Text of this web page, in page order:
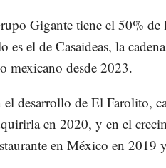
Gigante tiene el 50% de
el de Casaideas, la cadena
mexicano desde 2023.
desarrollo de El Farolito,
en 2020, y en el
en México en 2019